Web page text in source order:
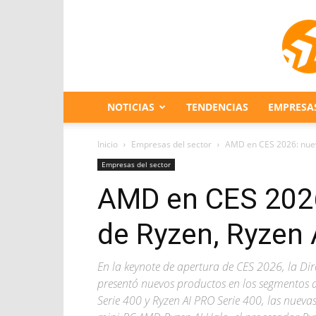
NOTICIAS TENDENCIAS
Inicio Empresas del sector AMD en CES 2026:
Empresas del sector
AMD en CES
de Ryzen, Ryzen
En la keynote de apertura de CES 2026, la
presentó nuevos productos en los segmentos
Serie 400 y Ryzen AI PRO Serie 400, las